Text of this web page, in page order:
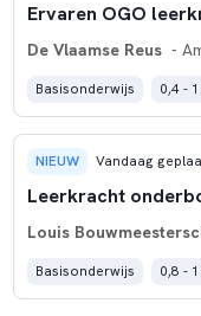
Ervaren OGO
De Vlaamse Reus -
Basisonderwijs 0,4 -
NIEUW Vandaag
Leerkracht
Louis
Basisonderwijs 0,8 -